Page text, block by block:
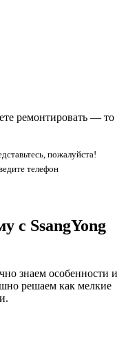
ремонтировать — то
пожалуйста!
телефон
с SsangYong
знаем особенности и
решаем как мелкие